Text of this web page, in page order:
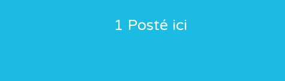
1 Posté ici